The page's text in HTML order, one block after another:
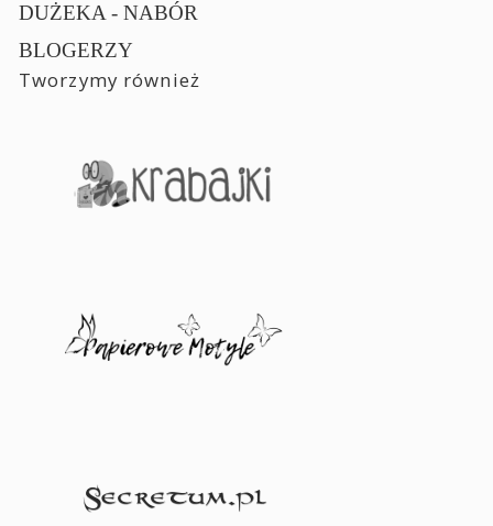
DUŻEKA - NABÓR
BLOGERZY
Tworzymy również